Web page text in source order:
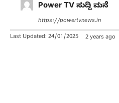
Power TV ಸುದ್ದಿ ಮನೆ
https://powertvnews.in
Last Updated: 24/01/2025 2 years ago